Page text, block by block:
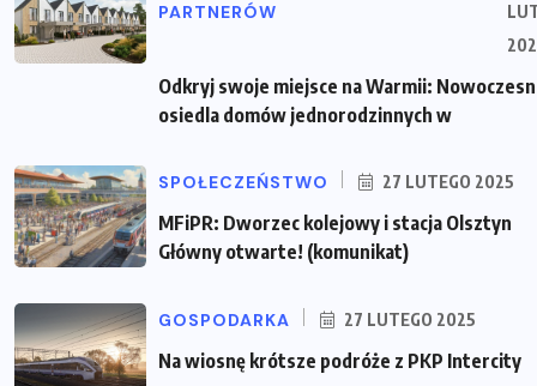
PARTNERÓW
Odkryj swoje miejsce na Warmii:
osiedla domów jednorodzinnych w
SPOŁECZEŃSTWO 27 LUTEGO 2025
MFiPR: Dworzec kolejowy i stacja Olsztyn
Główny otwarte! (komunikat)
GOSPODARKA 27 LUTEGO 2025
Na wiosnę krótsze podróże z PKP Intercity